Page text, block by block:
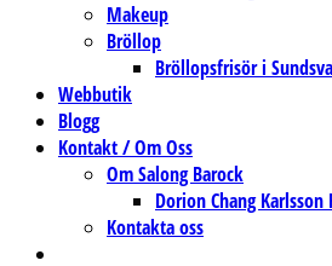
Makeup
Bröllop
Bröllopsfrisör i
Webbutik
Blogg
Kontakt / Om Oss
Om Salong Barock
Dorion Chang Karlsson
Kontakta oss